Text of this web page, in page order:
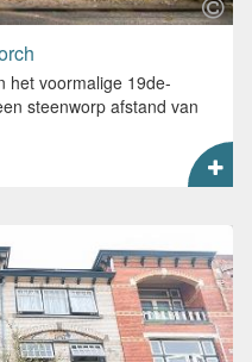
het voormalige 19de-
steenworp afstand van